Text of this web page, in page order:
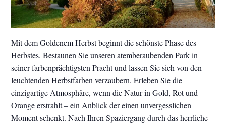
Mit dem Goldenem Herbst beginnt die schönste Phase des
Herbstes. Bestaunen Sie unseren atemberaubenden Park in
seiner farbenprächtigsten Pracht und lassen Sie sich von den
leuchtenden Herbstfarben verzaubern. Erleben Sie die
einzigartige Atmosphäre, wenn die Natur in Gold, Rot und
Orange erstrahlt – ein Anblick der einen unvergesslichen
Moment schenkt. Nach Ihren Spaziergang durch das herrliche